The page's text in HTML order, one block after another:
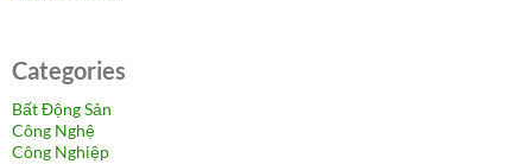
Categories
Bất Động Sản
Công Nghệ
Công Nghiệp